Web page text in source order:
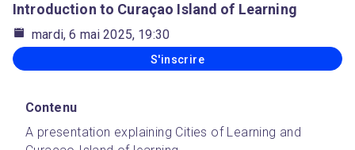
Introduction to Curaçao Island of Learning
mardi, 6 mai 2025, 19:30
S'inscrire
Contenu
A presentation explaining Cities of Learning and